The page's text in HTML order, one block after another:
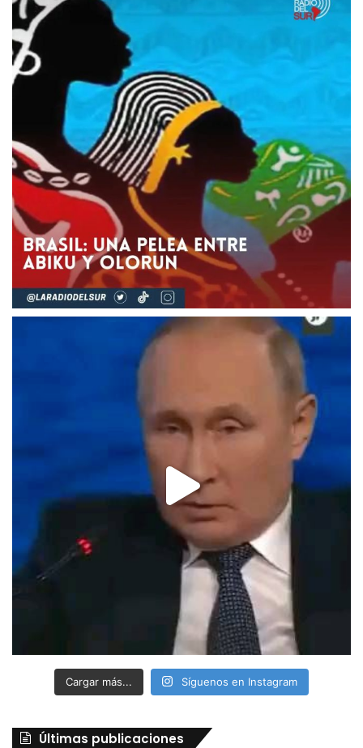
Cargar más... Síguenos en Instagram
Últimas publicaciones